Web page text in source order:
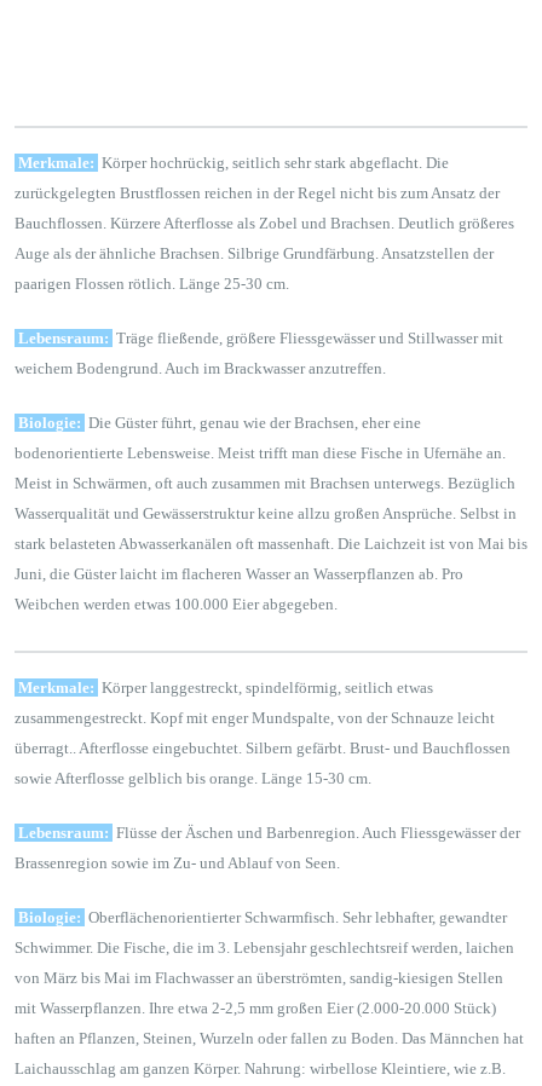
Merkmale: Körper hochrückig, seitlich sehr stark abgeflacht. Die
zurückgelegten Brustflossen reichen in der Regel nicht bis zum Ansatz der
Bauchflossen. Kürzere Afterflosse als Zobel und Brachsen. Deutlich größeres
Auge als der ähnliche Brachsen. Silbrige Grundfärbung. Ansatzstellen der
paarigen Flossen rötlich. Länge 25-30 cm.
Lebensraum: Träge fließende, größere Fliessgewässer und Stillwasser mit
weichem Bodengrund. Auch im Brackwasser anzutreffen.
Biologie: Die Güster führt, genau wie der Brachsen, eher eine
bodenorientierte Lebensweise. Meist trifft man diese Fische in Ufernähe an.
Meist in Schwärmen, oft auch zusammen mit Brachsen unterwegs. Bezüglich
Wasserqualität und Gewässerstruktur keine allzu großen Ansprüche. Selbst in
stark belasteten Abwasserkanälen oft massenhaft. Die Laichzeit ist von Mai bis
Juni, die Güster laicht im flacheren Wasser an Wasserpflanzen ab. Pro
Weibchen werden etwas 100.000 Eier abgegeben.
Merkmale: Körper langgestreckt, spindelförmig, seitlich etwas
zusammengestreckt. Kopf mit enger Mundspalte, von der Schnauze leicht
überragt.. Afterflosse eingebuchtet. Silbern gefärbt. Brust- und Bauchflossen
sowie Afterflosse gelblich bis orange. Länge 15-30 cm.
Lebensraum: Flüsse der Äschen und Barbenregion. Auch Fliessgewässer der
Brassenregion sowie im Zu- und Ablauf von Seen.
Biologie: Oberflächenorientierter Schwarmfisch. Sehr lebhafter, gewandter
Schwimmer. Die Fische, die im 3. Lebensjahr geschlechtsreif werden, laichen
von März bis Mai im Flachwasser an überströmten, sandig-kiesigen Stellen
mit Wasserpflanzen. Ihre etwa 2-2,5 mm großen Eier (2.000-20.000 Stück)
haften an Pflanzen, Steinen, Wurzeln oder fallen zu Boden. Das Männchen hat
Laichausschlag am ganzen Körper. Nahrung: wirbellose Kleintiere, wie z.B.